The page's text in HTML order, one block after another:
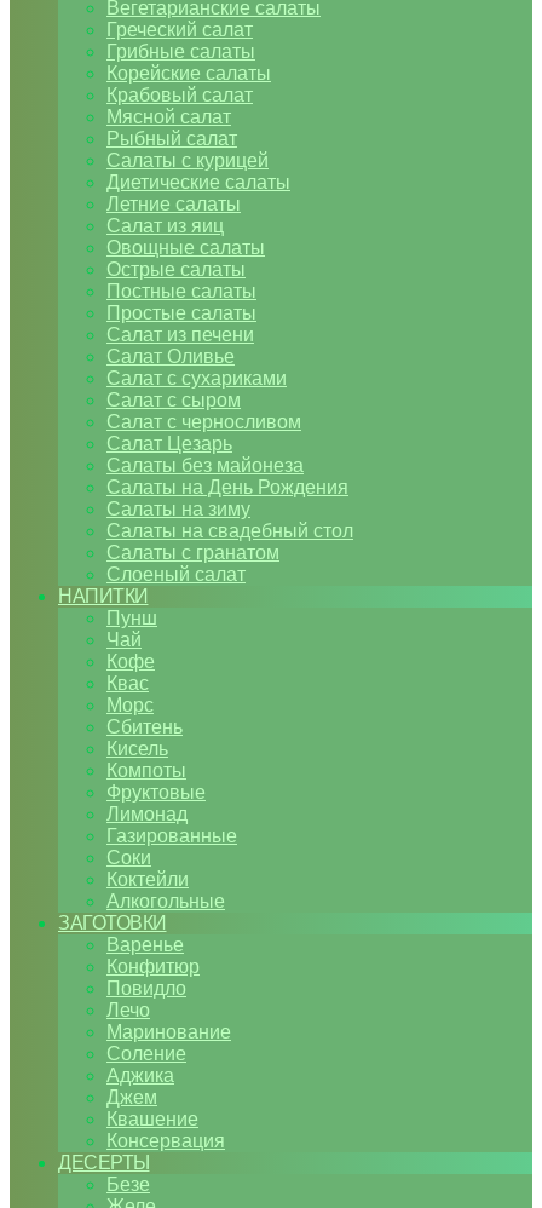
Вегетарианские салаты
Греческий салат
Грибные салаты
Корейские салаты
Крабовый салат
Мясной салат
Рыбный салат
Салаты с курицей
Диетические салаты
Летние салаты
Салат из яиц
Овощные салаты
Острые салаты
Постные салаты
Простые салаты
Салат из печени
Салат Оливье
Салат с сухариками
Салат с сыром
Салат с черносливом
Салат Цезарь
Салаты без майонеза
Салаты на День Рождения
Салаты на зиму
Салаты на свадебный стол
Салаты с гранатом
Слоеный салат
НАПИТКИ
Пунш
Чай
Кофе
Квас
Морс
Сбитень
Кисель
Компоты
Фруктовые
Лимонад
Газированные
Соки
Коктейли
Алкогольные
ЗАГОТОВКИ
Варенье
Конфитюр
Повидло
Лечо
Маринование
Соление
Аджика
Джем
Квашение
Консервация
ДЕСЕРТЫ
Безе